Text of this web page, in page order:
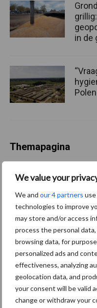
We value your
We and our 4 partners
technologies to improve
may store and/or access
process the personal
browsing data, for
personalized ads and
effectiveness, analyzing
geolocation data, and
your consent will be valid
change or withdraw your
in de
Themapagina
Diergezondheid
Afrikaanse
varkenspest